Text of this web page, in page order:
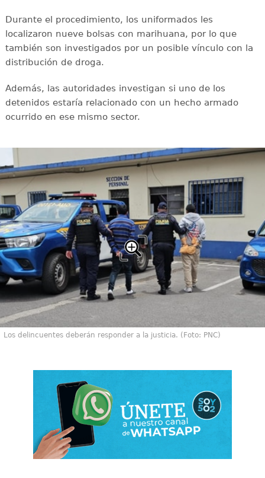
Durante el procedimiento, los uniformados les
localizaron nueve bolsas con marihuana, por lo que
también son investigados por un posible vínculo con la
distribución de droga.
Además, las autoridades investigan si uno de los
detenidos estaría relacionado con un hecho armado
ocurrido en ese mismo sector.
Los delincuentes deberán responder a la justicia. (Foto: PNC)